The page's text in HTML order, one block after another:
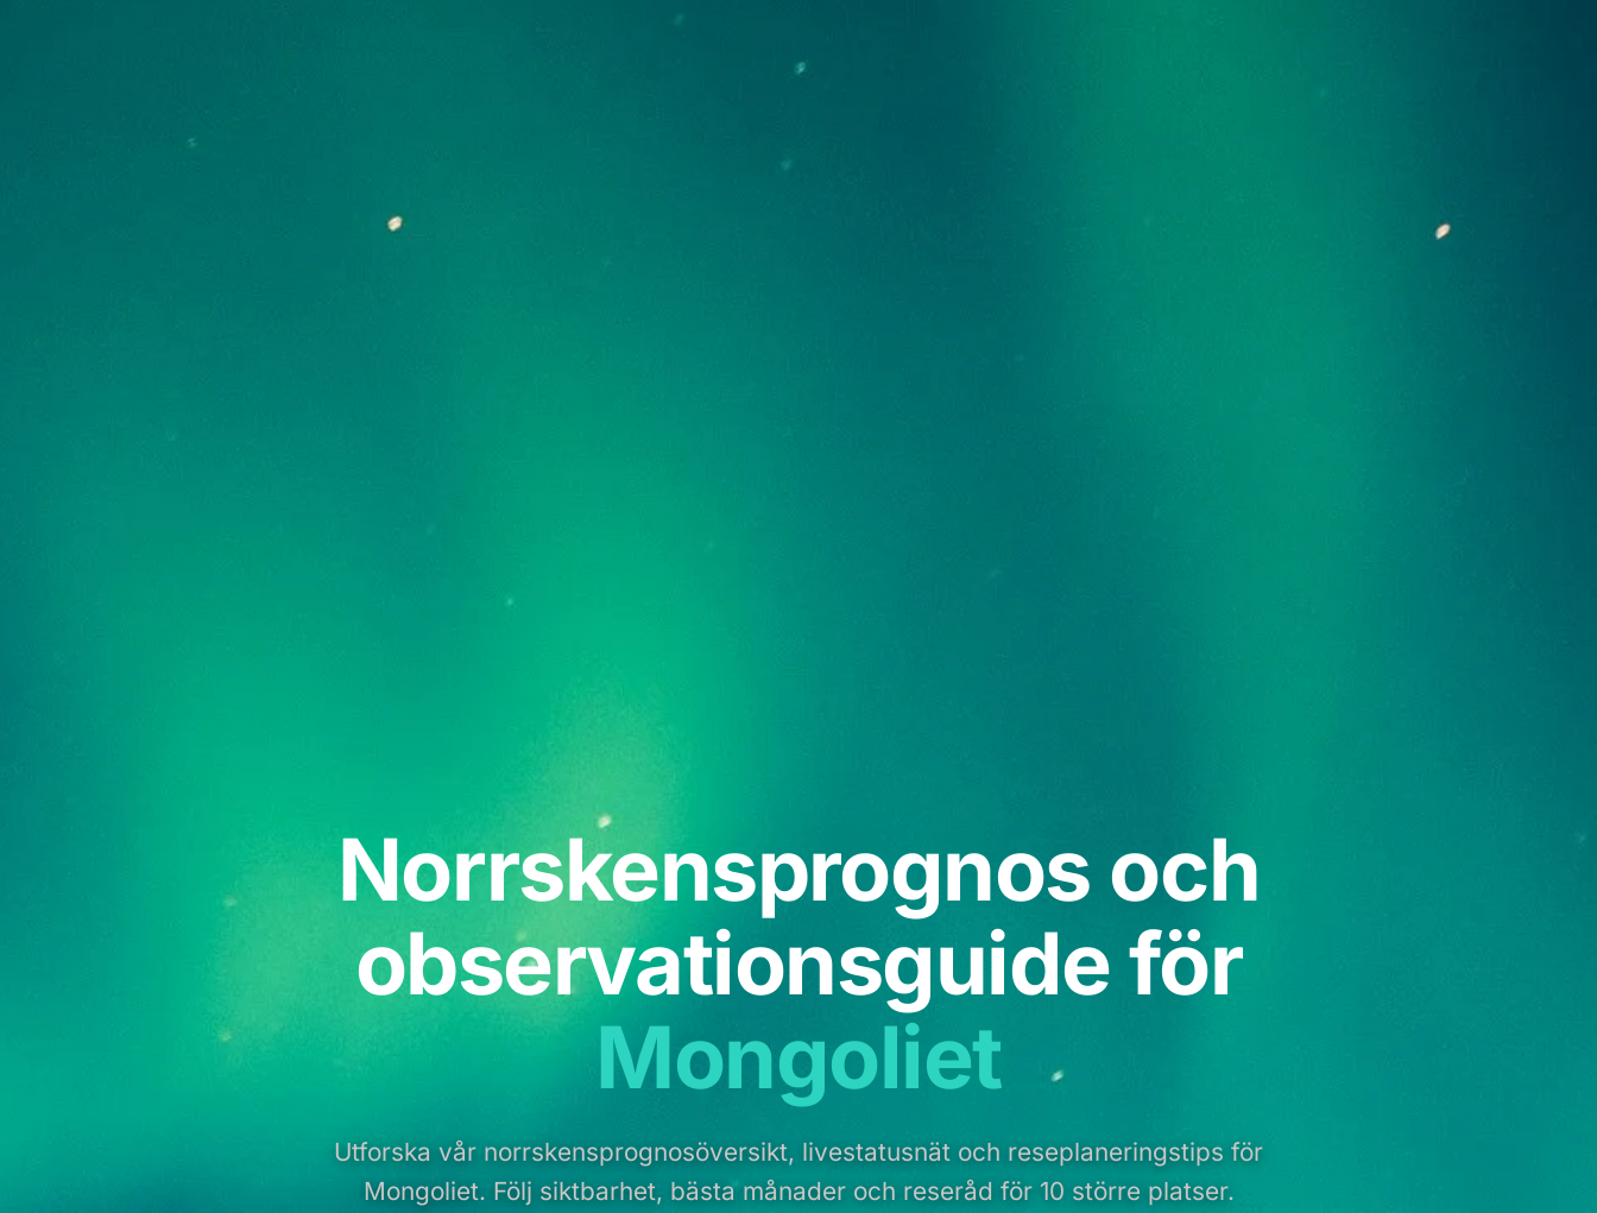
Norrskensprognos och
observationsguide för
Mongoliet
Utforska vår norrskensprognosöversikt, livestatusnät och reseplaneringstips för
Mongoliet. Följ siktbarhet, bästa månader och reseråd för 10 större platser.